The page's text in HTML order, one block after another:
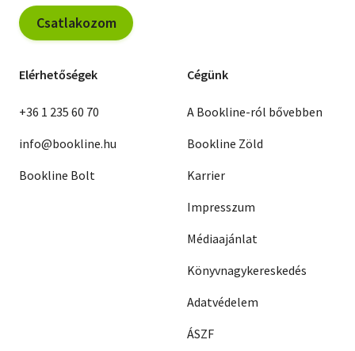
Csatlakozom
Elérhetőségek
+36 1 235 60 70
info@bookline.hu
Bookline Bolt
Cégünk
A Bookline-ról bővebben
Bookline Zöld
Karrier
Impresszum
Médiaajánlat
Könyvnagykereskedés
Adatvédelem
ÁSZF